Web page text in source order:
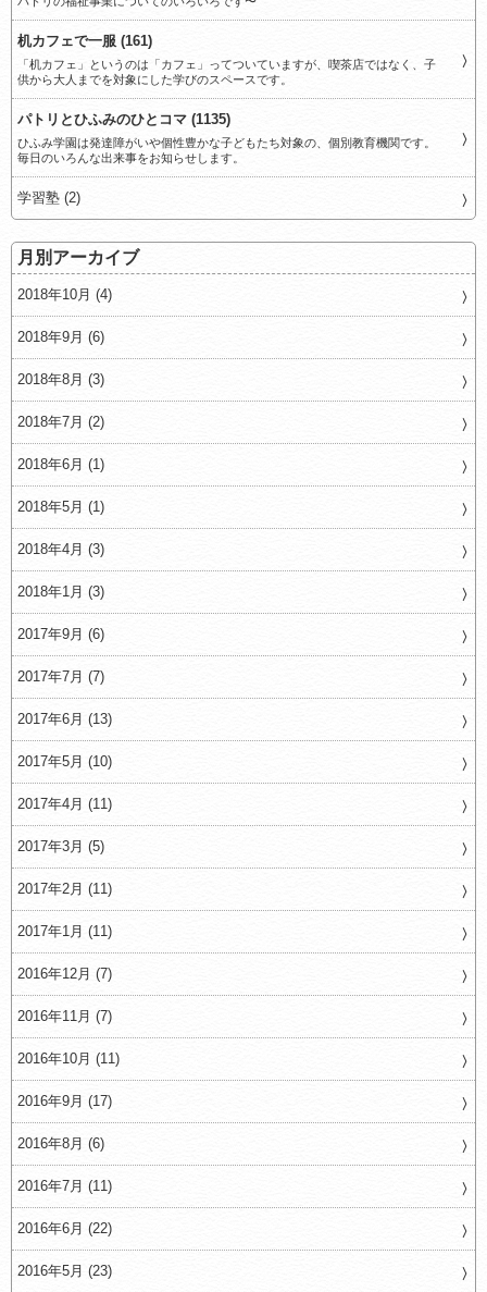
机カフェで一服 (161)
「机カフェ」というのは「カフェ」ってついていますが、喫茶店ではなく、子
供から大人までを対象にした学びのスペースです。
パトリとひふみのひとコマ (1135)
ひふみ学園は発達障がいや個性豊かな子どもたち対象の、個別教育機関です。
毎日のいろんな出来事をお知らせします。
学習塾 (2)
月別アーカイブ
2018年10月 (4)
2018年9月 (6)
2018年8月 (3)
2018年7月 (2)
2018年6月 (1)
2018年5月 (1)
2018年4月 (3)
2018年1月 (3)
2017年9月 (6)
2017年7月 (7)
2017年6月 (13)
2017年5月 (10)
2017年4月 (11)
2017年3月 (5)
2017年2月 (11)
2017年1月 (11)
2016年12月 (7)
2016年11月 (7)
2016年10月 (11)
2016年9月 (17)
2016年8月 (6)
2016年7月 (11)
2016年6月 (22)
2016年5月 (23)